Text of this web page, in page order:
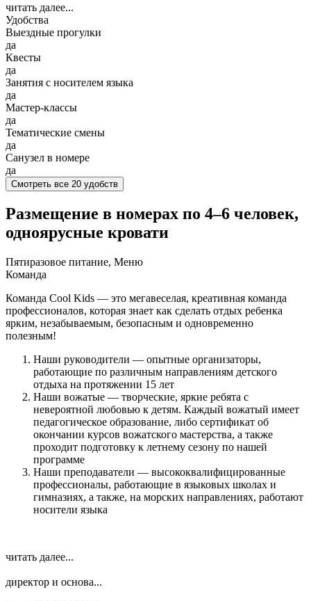
читать далее...
Удобства
Выездные прогулки
да
Квесты
да
Занятия с носителем языка
да
Мастер-классы
да
Тематические смены
да
Санузел в номере
да
Смотреть все 20 удобств
Размещение в номерах по 4–6 человек,
одноярусные кровати
Пятиразовое питание, Меню
Команда
Команда Cool Kids — это мегавеселая, креативная команда
профессионалов, которая знает как сделать отдых ребенка
ярким, незабываемым, безопасным и одновременно
полезным!
Наши руководители — опытные организаторы,
работающие по различным направлениям детского
отдыха на протяжении 15 лет
Наши вожатые — творческие, яркие ребята с
невероятной любовью к детям. Каждый вожатый имеет
педагогическое образование, либо сертификат об
окончании курсов вожатского мастерства, а также
проходит подготовку к летнему сезону по нашей
программе
Наши преподаватели — высококвалифицированные
профессионалы, работающие в языковых школах и
гимназиях, а также, на морских направлениях, работают
носители языка
читать далее...
директор и основа...